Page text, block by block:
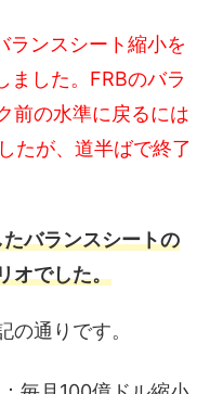
ランスシート縮小を
ました。FRBのバラ
前の水準に戻るには
たが、道半ばで終了
バランスシートの
オでした。
通りです。